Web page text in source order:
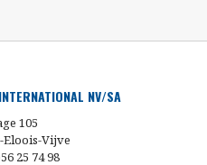
NV/SA
105
Eloois-Vijve
25 74 98